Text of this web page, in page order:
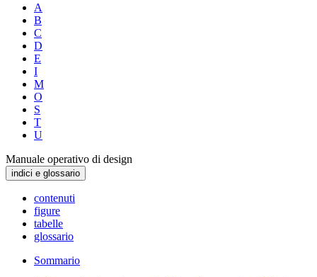
A
B
C
D
E
I
M
O
S
T
U
Manuale operativo di design
indici e glossario
contenuti
figure
tabelle
glossario
Sommario